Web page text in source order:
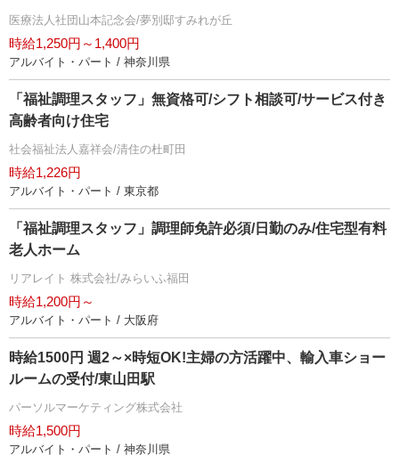
医療法人社団山本記念会/夢別邸すみれが丘
時給1,250円～1,400円
アルバイト・パート / 神奈川県
「福祉調理スタッフ」無資格可/シフト相談可/サービス付き
高齢者向け住宅
社会福祉法人嘉祥会/清住の杜町田
時給1,226円
アルバイト・パート / 東京都
「福祉調理スタッフ」調理師免許必須/日勤のみ/住宅型有料
老人ホーム
リアレイト 株式会社/みらいふ福田
時給1,200円～
アルバイト・パート / 大阪府
時給1500円 週2～×時短OK!主婦の方活躍中、輸入車ショー
ルームの受付/東山田駅
パーソルマーケティング株式会社
時給1,500円
アルバイト・パート / 神奈川県